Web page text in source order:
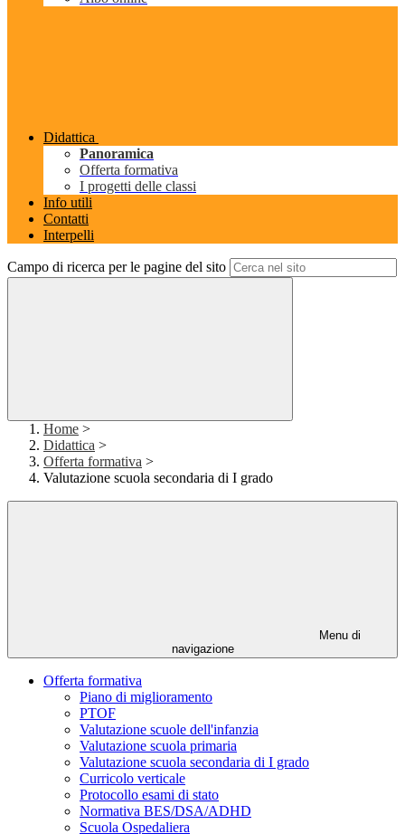
Didattica
Panoramica
Offerta formativa
I progetti delle classi
Info utili
Contatti
Interpelli
Campo di ricerca per le pagine del sito
Home >
Didattica >
Offerta formativa >
Valutazione scuola secondaria di I grado
Menu di
navigazione
Offerta formativa
Piano di miglioramento
PTOF
Valutazione scuole dell'infanzia
Valutazione scuola primaria
Valutazione scuola secondaria di I grado
Curricolo verticale
Protocollo esami di stato
Normativa BES/DSA/ADHD
Scuola Ospedaliera